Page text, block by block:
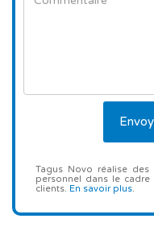
Tagus Novo réalise
personnel dans le
clients. En savoir plus.